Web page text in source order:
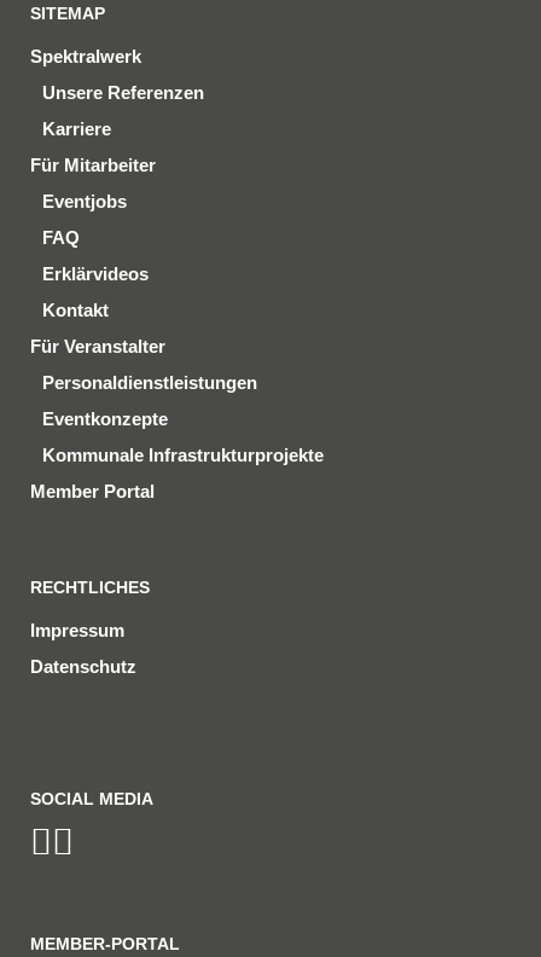
SITEMAP
Spektralwerk
Unsere Referenzen
Karriere
Für Mitarbeiter
Eventjobs
FAQ
Erklärvideos
Kontakt
Für Veranstalter
Personaldienstleistungen
Eventkonzepte
Kommunale Infrastrukturprojekte
Member Portal
RECHTLICHES
Impressum
Datenschutz
SOCIAL MEDIA
MEMBER-PORTAL